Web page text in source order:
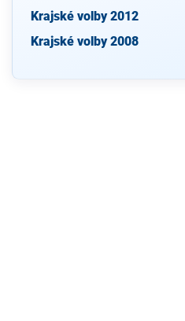
Krajské volby 2012
Krajské volby 2008